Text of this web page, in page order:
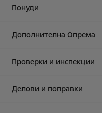
Понуди
Дополнителна Oпрема
Проверки и инспекции
Делови и поправки